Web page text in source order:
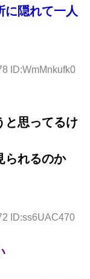
に隠れて一人
ID:WmMnkufk0
と思ってるけ
られるのか
ID:ss6UAC470